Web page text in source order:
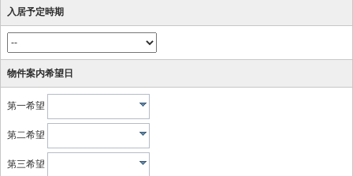
入居予定時期
物件案内希望日
第一希望
第二希望
第三希望